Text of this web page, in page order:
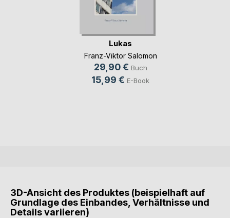
Lukas
Franz-Viktor Salomon
29,90 € Buch
15,99 € E-Book
3D-Ansicht des Produktes (beispielhaft auf
Grundlage des Einbandes, Verhältnisse und
Details variieren)